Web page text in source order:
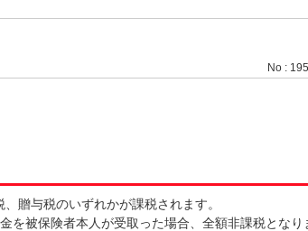
No : 195
贈与税のいずれかが課税されます。
被保険者本人が受取った場合、全額非課税となり